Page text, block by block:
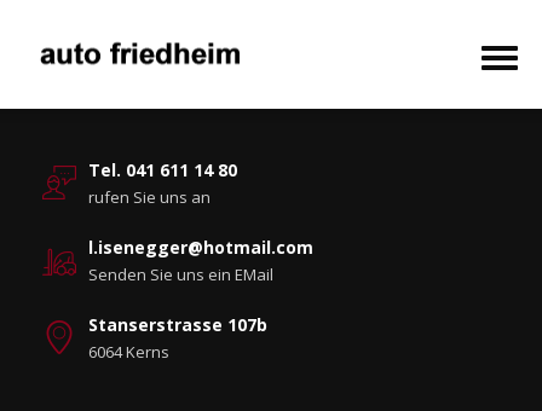
Tel. 041 611 14 80
rufen Sie uns an
l.isenegger@hotmail.com
Senden Sie uns ein EMail
Stanserstrasse 107b
6064 Kerns